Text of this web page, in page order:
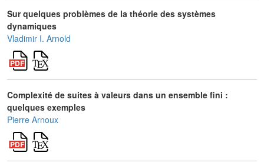
Sur quelques problèmes de la théorie des systèmes
dynamiques
Vladimir I. Arnold
Complexité de suites à valeurs dans un ensemble fini :
quelques exemples
Pierre Arnoux